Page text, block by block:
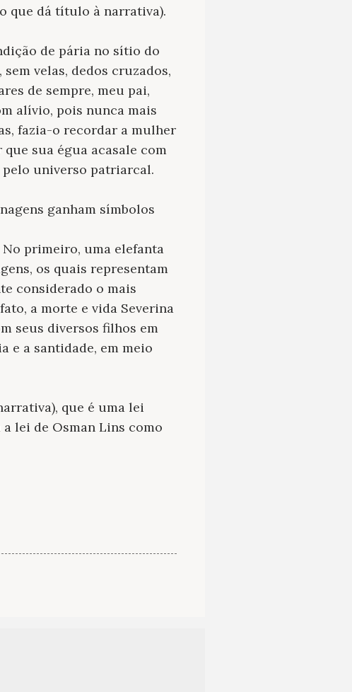
que dá título à narrativa).
de pária no sítio do
velas, dedos cruzados,
de sempre, meu pai,
alívio, pois nunca mais
fazia-o recordar a mulher
sua égua acasale com
universo patriarcal.
ganham símbolos
No primeiro, uma elefanta
os quais representam
considerado o mais
a morte e vida Severina
seus diversos filhos em
e a santidade, em meio
que é uma lei
a lei de Osman Lins como